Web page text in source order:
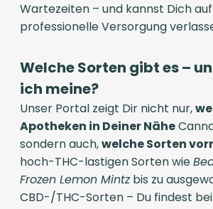
Wartezeiten – und kannst Dich
professionelle Versorgung
Welche Sorten gibt es –
ich meine?
Unser Portal zeigt Dir nicht nur,
Apotheken in Deiner Nähe
sondern auch,welche Sorten
hoch-THC-lastigen Sorten wie
Frozen Lemon Mintzbis zu
CBD-/THC-Sorten – Du findest